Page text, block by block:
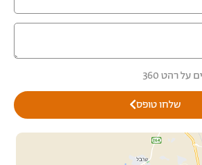
רהט 360
שלחו טופס